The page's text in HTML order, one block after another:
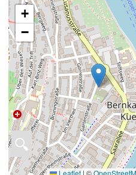
🔍
+
−
Leaflet | ©